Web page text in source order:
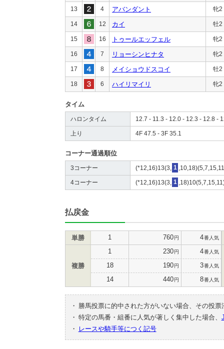
13 4 アバンダント 牝2
14 12 カイ 牡2
15 16 トゥールエッフェル 牝2
16 7 リョーシンヒナタ 牝2
17 8 メイショウドスコイ 牡2
18 6 ハイリマイリ 牝2
タイム
ハロンタイム 12.7 - 11.3 - 12.0 - 12.3 - 12.8 -
上り 4F 47.5 - 3F 35.1
コーナー通過順位
3コーナー (*12,16)13(3, 1
4コーナー (*12,16)13(3, 1
払戻金
単勝 1 760円 4番人気
複勝
1 230円 4番人気
18 190円 3番人気
14 440円 8番人気
・
勝馬投票に的中された方がいない場合、その投
・ 特定の馬番・組番に人気が著しく集中した場合、
・
レースや騎手等につく記号